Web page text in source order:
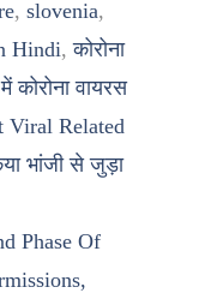
, slovenia,
Hindi,कोरोना
कोरोना वायरस
Viral Related
भांजी से जुड़ा
Phase Of